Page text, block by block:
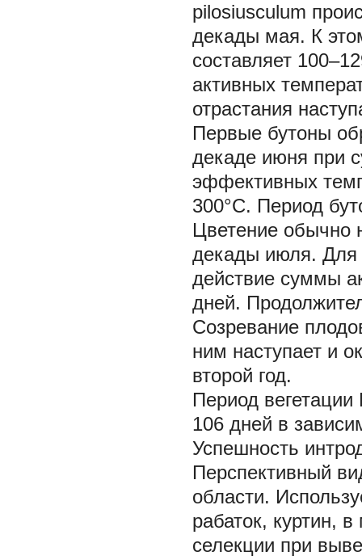
pilosiusculum
декады мая. К
составляет
активных
отрастания
Первые бутоны
декаде июня при
эффективных
300°С. Период
Цветение обычно
декады июля. Для
действие суммы
дней.
Созревание
ним наступает и
второй год.
Период вегетации
106 дней в
Успешность
Перспективный
области.
рабаток, куртин,
селекции при